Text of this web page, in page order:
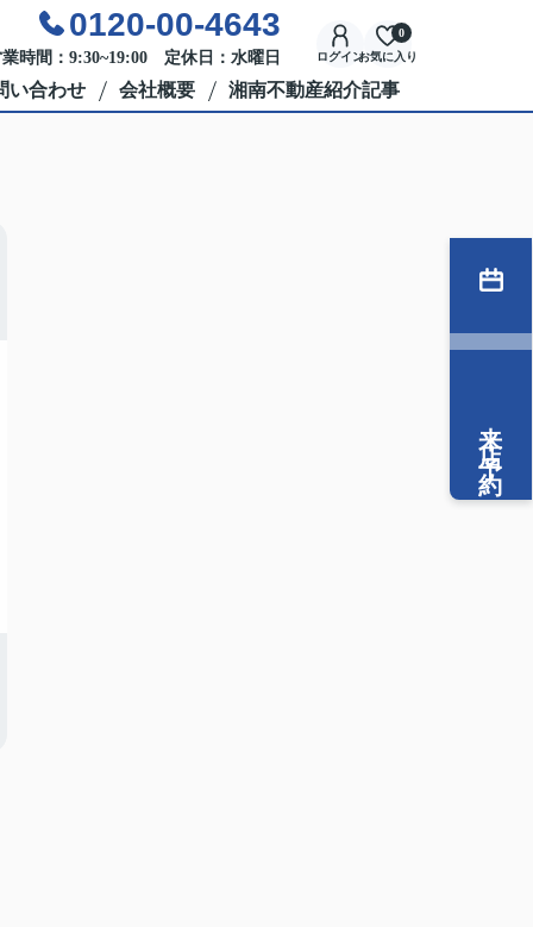
0120-00-4643
時間：9:30~19:00 定休日：水曜日 ログインお気に入り
0
い合わせ 会社概要 湘南不動産紹介記事
来店予約